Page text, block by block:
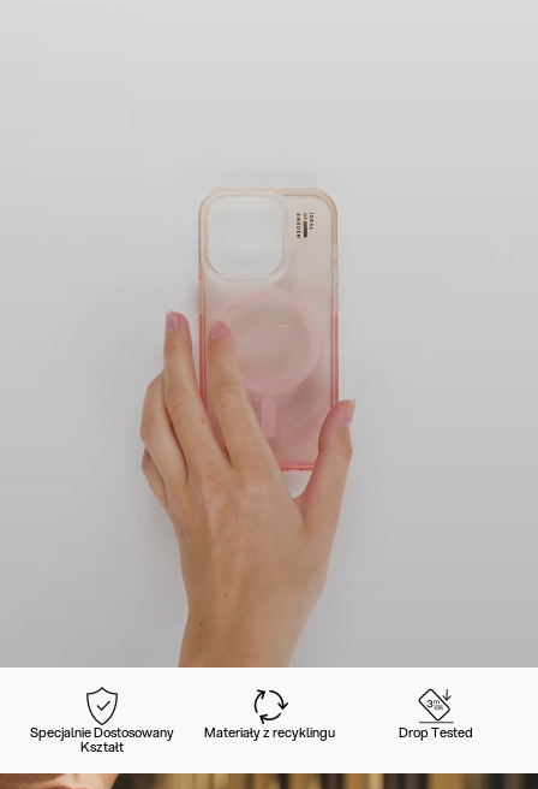
Specjalnie Dostosowany
Kształt
Materiały z recyklingu Drop Tested